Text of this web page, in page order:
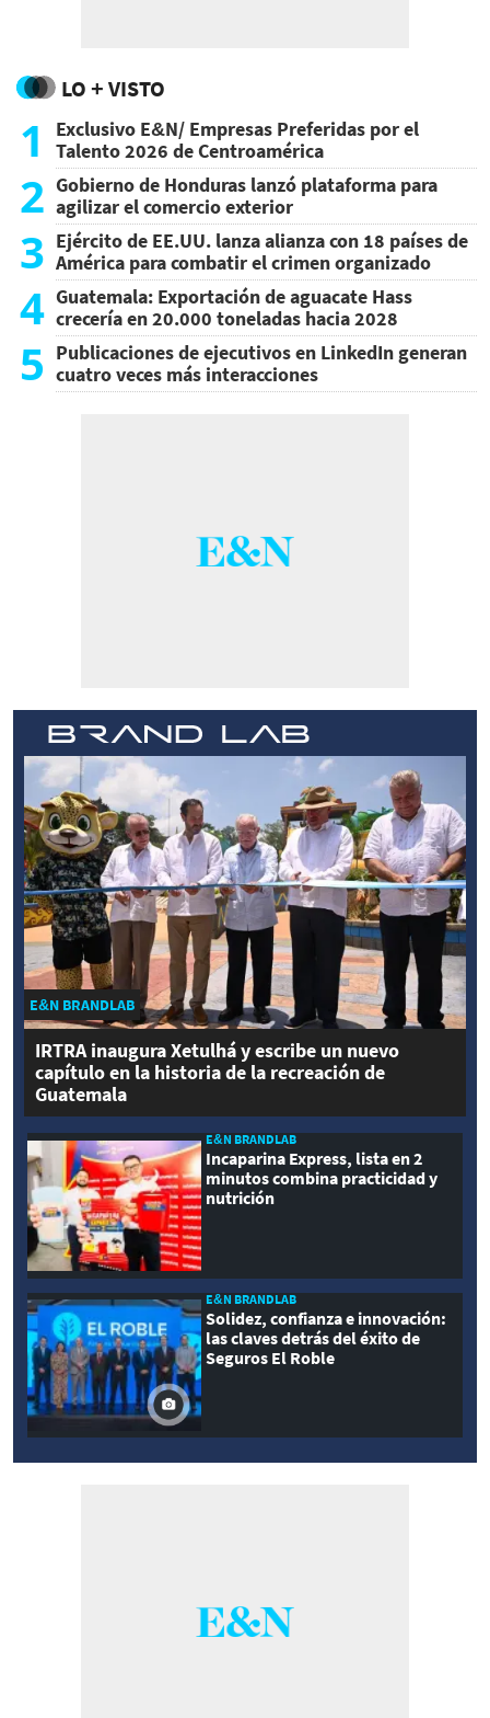
LO + VISTO
1
Exclusivo E&N/ Empresas Preferidas por el
Talento 2026 de Centroamérica
2 Gobierno de Honduras lanzó plataforma para
agilizar el comercio exterior
3 Ejército de EE.UU. lanza alianza con 18 países de
América para combatir el crimen organizado
4 Guatemala: Exportación de aguacate Hass
crecería en 20.000 toneladas hacia 2028
5 Publicaciones de ejecutivos en LinkedIn generan
cuatro veces más interacciones
E&N BRANDLAB
IRTRA inaugura Xetulhá y escribe un nuevo
capítulo en la historia de la recreación de
Guatemala
E&N BRANDLAB
Incaparina Express, lista en 2
minutos combina practicidad y
nutrición
E&N BRANDLAB
Solidez, confianza e innovación:
las claves detrás del éxito de
Seguros El Roble